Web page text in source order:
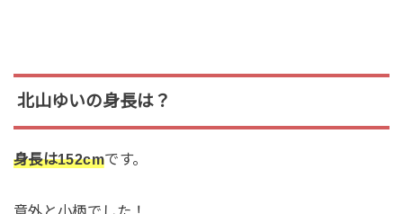
北山ゆいの身長は？
身長は152cmです。